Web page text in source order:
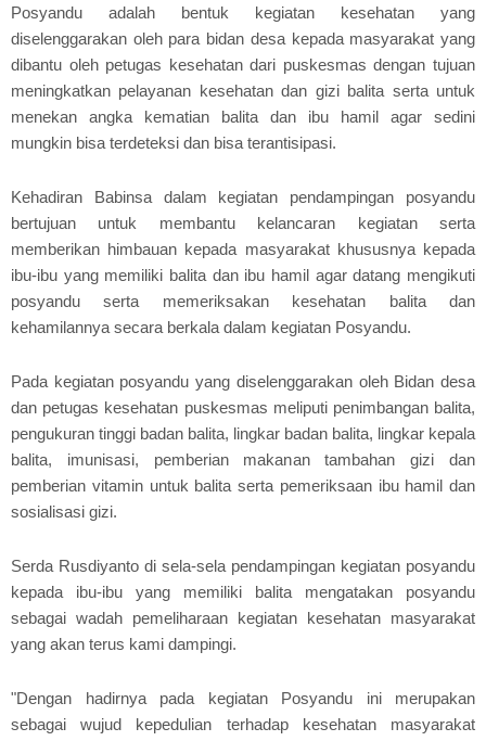
Posyandu adalah bentuk kegiatan kesehatan yang
diselenggarakan oleh para bidan desa kepada masyarakat yang
dibantu oleh petugas kesehatan dari puskesmas dengan tujuan
meningkatkan pelayanan kesehatan dan gizi balita serta untuk
menekan angka kematian balita dan ibu hamil agar sedini
mungkin bisa terdeteksi dan bisa terantisipasi.
Kehadiran Babinsa dalam kegiatan pendampingan posyandu
bertujuan untuk membantu kelancaran kegiatan serta
memberikan himbauan kepada masyarakat khususnya kepada
ibu-ibu yang memiliki balita dan ibu hamil agar datang mengikuti
posyandu serta memeriksakan kesehatan balita dan
kehamilannya secara berkala dalam kegiatan Posyandu.
Pada kegiatan posyandu yang diselenggarakan oleh Bidan desa
dan petugas kesehatan puskesmas meliputi penimbangan balita,
pengukuran tinggi badan balita, lingkar badan balita, lingkar kepala
balita, imunisasi, pemberian makanan tambahan gizi dan
pemberian vitamin untuk balita serta pemeriksaan ibu hamil dan
sosialisasi gizi.
Serda Rusdiyanto di sela-sela pendampingan kegiatan posyandu
kepada ibu-ibu yang memiliki balita mengatakan posyandu
sebagai wadah pemeliharaan kegiatan kesehatan masyarakat
yang akan terus kami dampingi.
"Dengan hadirnya pada kegiatan Posyandu ini merupakan
sebagai wujud kepedulian terhadap kesehatan masyarakat